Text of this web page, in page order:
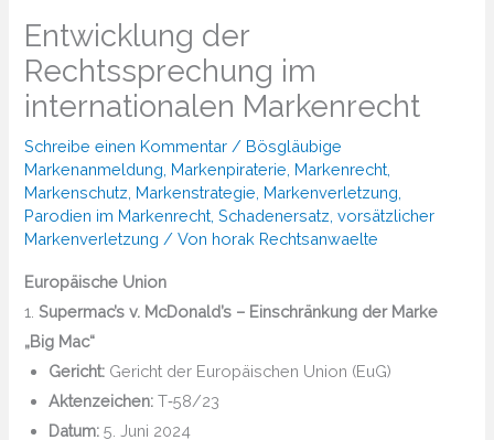
Entwicklung der
Rechtssprechung im
internationalen Markenrecht
Schreibe einen Kommentar / Bösgläubige
Markenanmeldung Markenpiraterie Markenrecht
Markenschutz Markenstrategie Markenverletzung
Parodien im Markenrecht ,Schadenersatz ,vorsätzlicher
Markenverletzung / Von horak Rechtsanwaelte
Europäische Union
1. Supermac’s v. McDonald’s – Einschränkung der Marke
„Big Mac“
Gericht: Gericht der Europäischen Union (EuG)
Aktenzeichen: T‑58/23
Datum: 5. Juni 2024